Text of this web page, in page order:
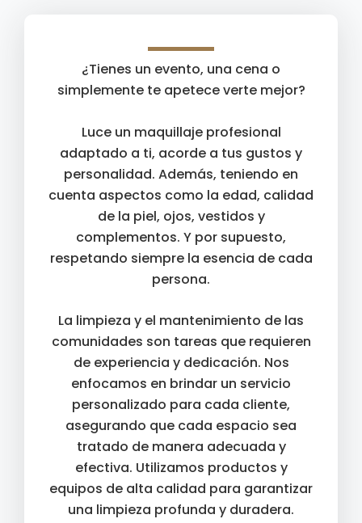
¿Tienes un evento, una cena o
simplemente te apetece verte mejor?
Luce un maquillaje profesional
adaptado a ti, acorde a tus gustos y
personalidad. Además, teniendo en
cuenta aspectos como la edad, calidad
de la piel, ojos, vestidos y
complementos. Y por supuesto,
respetando siempre la esencia de cada
persona.
La limpieza y el mantenimiento de las
comunidades son tareas que requieren
de experiencia y dedicación. Nos
enfocamos en brindar un servicio
personalizado para cada cliente,
asegurando que cada espacio sea
tratado de manera adecuada y
efectiva. Utilizamos productos y
equipos de alta calidad para garantizar
una limpieza profunda y duradera.